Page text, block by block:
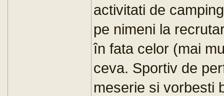
activitati de
pe nimeni la
în fata celor (mai
ceva. Sportiv de
meserie si vorbesti